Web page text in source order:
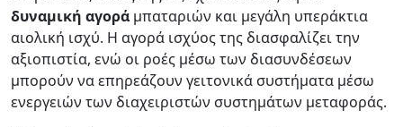
δυναμική αγορά μπαταριών και μεγάλη υπεράκτια
αιολική ισχύ. Η αγορά ισχύος της διασφαλίζει την
αξιοπιστία, ενώ οι ροές μέσω των διασυνδέσεων
μπορούν να επηρεάζουν γειτονικά συστήματα μέσω
ενεργειών των διαχειριστών συστημάτων μεταφοράς.